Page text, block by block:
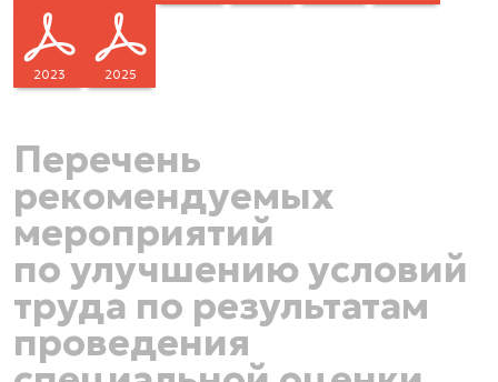
2023 2025
Перечень
рекомендуемых
мероприятий
по улучшению условий
труда по результатам
проведения